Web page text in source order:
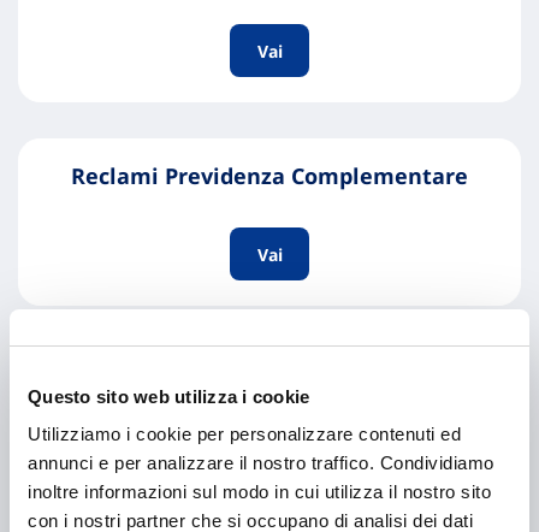
Questo sito web utilizza i cookie
Utilizziamo i cookie per personalizzare contenuti ed
annunci e per analizzare il nostro traffico. Condividiamo
inoltre informazioni sul modo in cui utilizza il nostro sito
con i nostri partner che si occupano di analisi dei dati
Vai
Reclami Previdenza Complementare
Vai
Vai